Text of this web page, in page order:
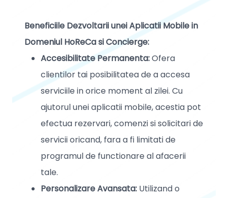
Beneficiile Dezvoltarii unei Aplicatii Mobile in
Domeniul HoReCa si Concierge:
Accesibilitate Permanenta:Ofera
clientilor tai posibilitatea de a accesa
serviciile in orice moment al zilei. Cu
ajutorul unei aplicatii mobile, acestia pot
efectua rezervari, comenzi si solicitari de
servicii oricand, fara a fi limitati de
programul de functionare al afacerii
tale.
Personalizare Avansata: Utilizand o